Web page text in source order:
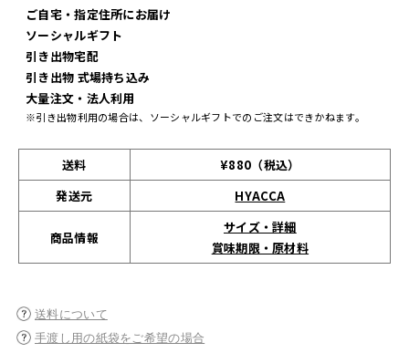
ご自宅・指定住所にお届け
ソーシャルギフト
引き出物宅配
引き出物 式場持ち込み
大量注文・法人利用
※引き出物利用の場合は、ソーシャルギフトでのご注文はできかねます。
送料
¥880（税込）
発送元
HYACCA
商品情報
サイズ・詳細
賞味期限・原材料
送料について
手渡し用の紙袋をご希望の場合